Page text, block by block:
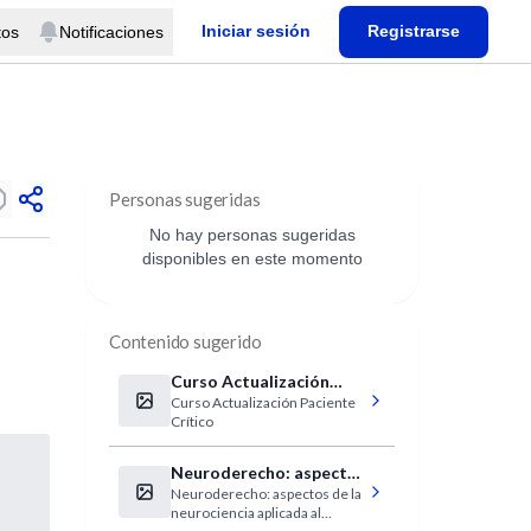
Notificaciones Iniciar sesión Registrarse
Personas sugeridas
No hay personas sugeridas
disponibles en este momento
Contenido sugerido
Curso Actualización
Paciente Crítico
Curso Actualización Paciente
Crítico
Neuroderecho: aspectos
de la neurociencia
aplicada al ámbito
Neuroderecho: aspectos de la
neurociencia aplicada al